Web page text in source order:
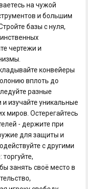
на чужой
и большим
базы с нуля,
чертежи и
конвейеры
вплоть до
разные
изучайте уникальные
миров. Остерегайтесь
- держите при
для защиты и
с другими
занять своё место в